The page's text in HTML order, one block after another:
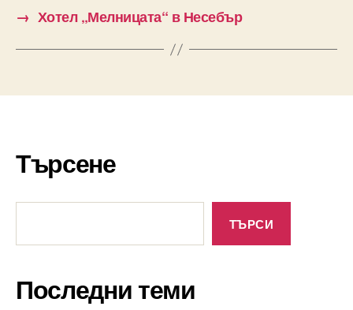
→ Хотел „Мелницата“ в Несебър
Търсене
ТЪРСИ
Последни теми